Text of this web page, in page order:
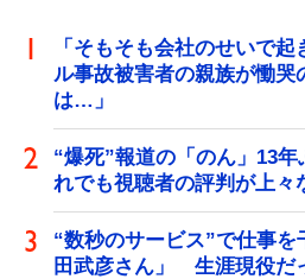
「そもそも会社のせいで
ル事故被害者の親族が慟
は…」
“爆死”報道の「のん」13
れでも視聴者の評判が上々
“数秒のサービス”で仕事
田武彦さん」 生涯現役だ